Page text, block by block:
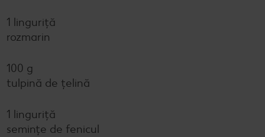
1 linguriță
rozmarin
100 g
tulpină de țelină
1 linguriță
semințe de fenicul